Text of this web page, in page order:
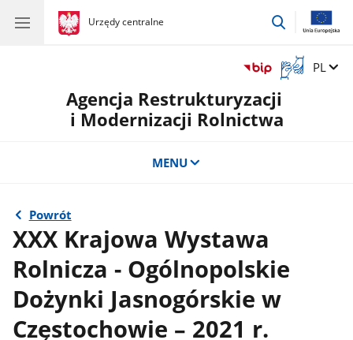
gov.pl
Urzędy centralne
gov.pl
Urzędy
przejdź
Otwórz
okno
z
tłumaczem
Zmień
PL
Agencja Restrukturyzacji
i Modernizacji Rolnictwa
MENU
Powrót
XXX Krajowa Wystawa
Rolnicza - Ogólnopolskie
Dożynki Jasnogórskie w
Częstochowie – 2021 r.